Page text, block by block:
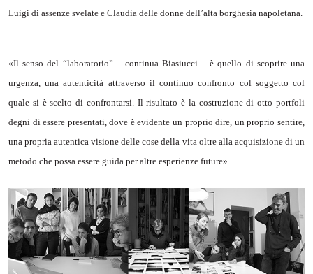
Luigi di assenze svelate e Claudia delle donne dell’alta borghesia napoletana.
«Il senso del “laboratorio” – continua Biasiucci – è quello di scoprire una
urgenza, una autenticità attraverso il continuo confronto col soggetto col
quale si è scelto di confrontarsi. Il risultato è la costruzione di otto portfoli
degni di essere presentati, dove è evidente un proprio dire, un proprio sentire,
una propria autentica visione delle cose della vita oltre alla acquisizione di un
metodo che possa essere guida per altre esperienze future».